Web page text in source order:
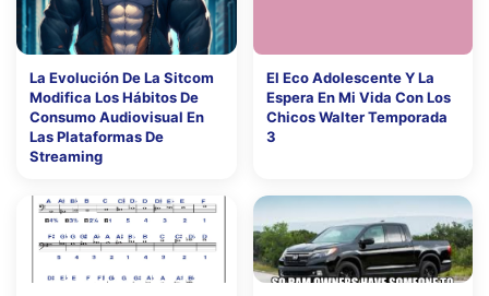
La Evolución De La Sitcom
Modifica Los Hábitos De
Consumo Audiovisual En
Las Plataformas De
Streaming
El Eco Adolescente Y La
Espera En Mi Vida Con Los
Chicos Walter Temporada
3